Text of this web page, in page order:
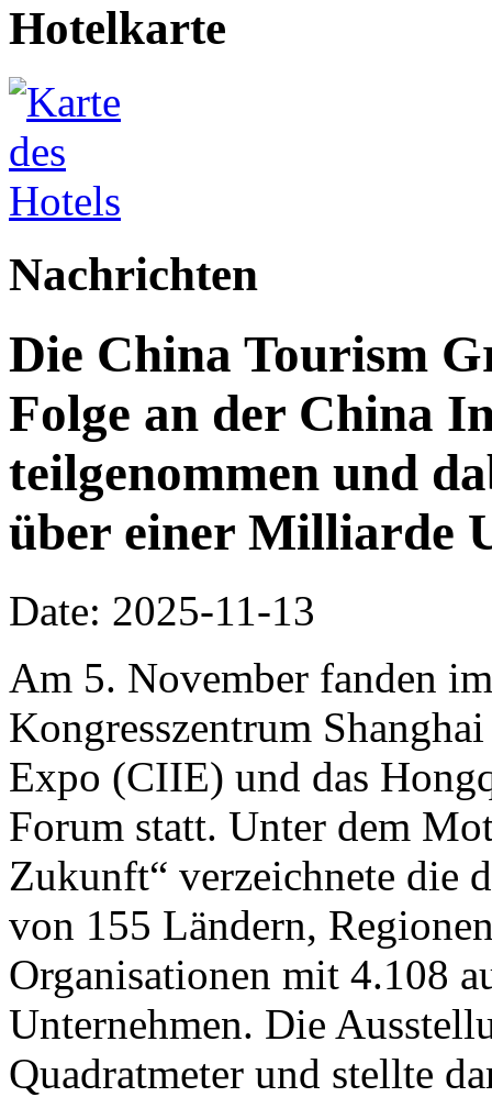
Hotelkarte
Nachrichten
Die China Tourism
Folge an der China
teilgenommen und
über einer Milliarde
Date: 2025-11-13
Am 5. November fanden
Kongresszentrum
Expo (CIIE) und das
Forum statt. Unter dem
Zukunft“ verzeichnete die
von 155 Ländern,
Organisationen mit 4.108
Unternehmen. Die
Quadratmeter und stellte